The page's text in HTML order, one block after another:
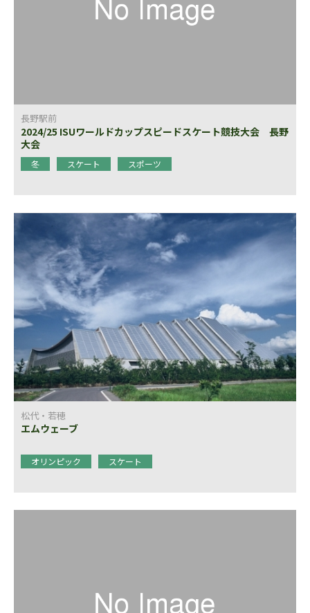
長野駅前
2024/25 ISUワールドカップスピードスケート競技大会 長野
大会
冬 スケート スポーツ
松代・若穂
エムウェーブ
オリンピック スケート